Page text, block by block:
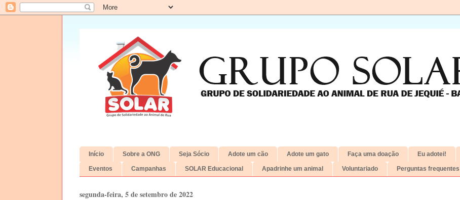
Início Sobre a ONG Seja Sócio Adote um cão Adote um gato Faça uma doação Eu adotei!
Eventos Campanhas SOLAR Educacional Apadrinhe um animal Voluntariado Perguntas frequentes
segunda-feira, 5 de setembro de 2022